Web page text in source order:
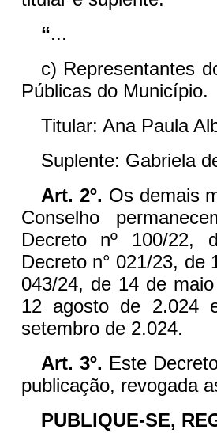
“...
c) Representantes
Públicas do Município.
Titular: Ana Paula
Suplente: Gabriela
Art. 2º. Os demais
Conselho
Decreto nº 100/22,
Decreto n° 021/23, de
043/24, de 14 de
12 agosto de 2.024
setembro de 2.024.
Art. 3º. Este
publicação, revogada
PUBLIQUE-SE,